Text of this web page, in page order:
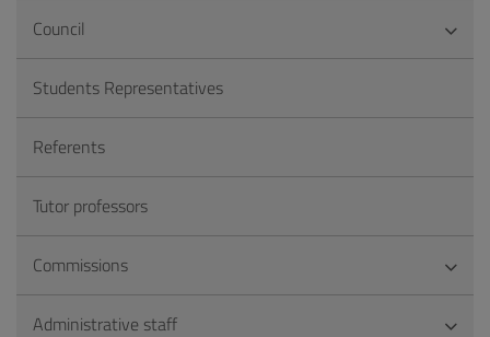
Council
Students Representatives
Referents
Tutor professors
Commissions
Administrative staff